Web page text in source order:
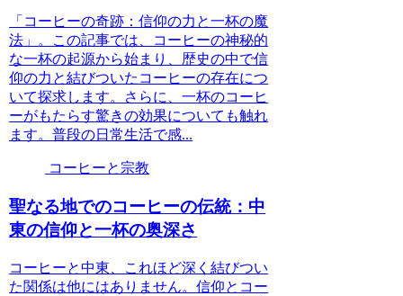
「コーヒーの奇跡：信仰の力と一杯の魔
法」。この記事では、コーヒーの神秘的
な一杯の起源から始まり、歴史の中で信
仰の力と結びついたコーヒーの存在につ
いて探求します。さらに、一杯のコーヒ
ーがもたらす驚きの効果についても触れ
ます。普段の日常生活で感...
コーヒーと宗教
聖なる地でのコーヒーの伝統：中
東の信仰と一杯の奥深さ
コーヒーと中東、これほど深く結びつい
た関係は他にはありません。信仰とコー